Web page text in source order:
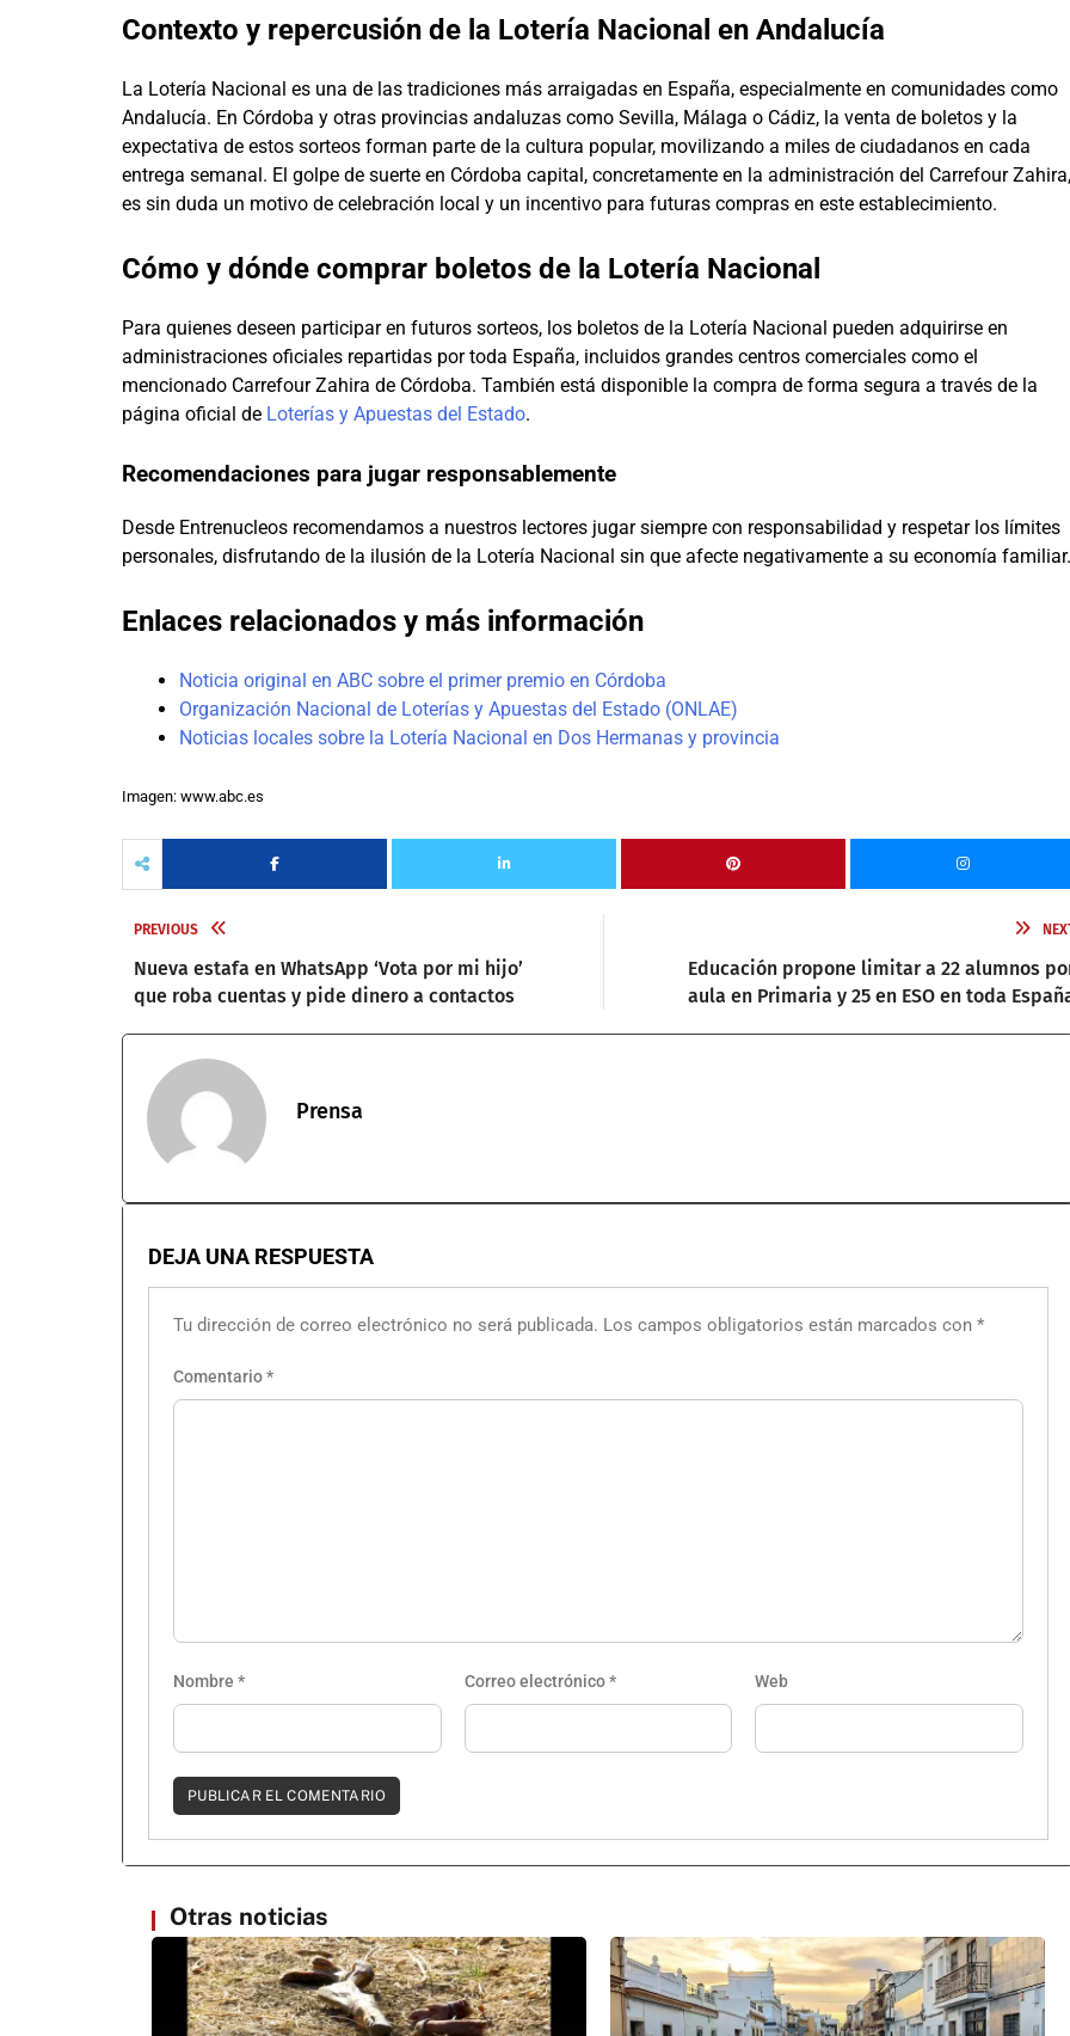
Contexto y repercusión de la Lotería Nacional en Andalucía
La Lotería Nacional es una de las tradiciones más arraigadas en España, especialmente en comunidades como
Andalucía. En Córdoba y otras provincias andaluzas como Sevilla, Málaga o Cádiz, la venta de boletos y la
expectativa de estos sorteos forman parte de la cultura popular, movilizando a miles de ciudadanos en cada
entrega semanal. El golpe de suerte en Córdoba capital, concretamente en la administración del Carrefour Zahira,
es sin duda un motivo de celebración local y un incentivo para futuras compras en este establecimiento.
Cómo y dónde comprar boletos de la Lotería Nacional
Para quienes deseen participar en futuros sorteos, los boletos de la Lotería Nacional pueden adquirirse en
administraciones oficiales repartidas por toda España, incluidos grandes centros comerciales como el
mencionado Carrefour Zahira de Córdoba. También está disponible la compra de forma segura a través de la
página oficial de Loterías y Apuestas del Estado.
Recomendaciones para jugar responsablemente
Desde Entrenucleos recomendamos a nuestros lectores jugar siempre con responsabilidad y respetar los límites
personales, disfrutando de la ilusión de la Lotería Nacional sin que afecte negativamente a su economía familiar.
Enlaces relacionados y más información
Noticia original en ABC sobre el primer premio en Córdoba
Organización Nacional de Loterías y Apuestas del Estado (ONLAE)
Noticias locales sobre la Lotería Nacional en Dos Hermanas y provincia
Imagen: www.abc.es
PREVIOUS
Nueva estafa en WhatsApp ‘Vota por mi hijo’
que roba cuentas y pide dinero a contactos
Educación propone limitar a 22 alumnos
aula en Primaria y 25 en ESO en toda
Prensa
DEJA UNA RESPUESTA
Tu dirección de correo electrónico no será publicada. Los campos obligatorios están marcados con *
Comentario*
Nombre * Correo electrónico* Web
Otras noticias